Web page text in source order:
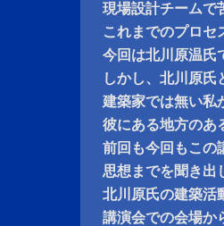
現場設計チームで
これまでのプロセ
今回は北川原温氏
しかし、北川原氏
建築家では無い私
彼にある地方のあ
前回も今回もこの
思想までを聞き出
北川原氏の建築活
講演会での会場か